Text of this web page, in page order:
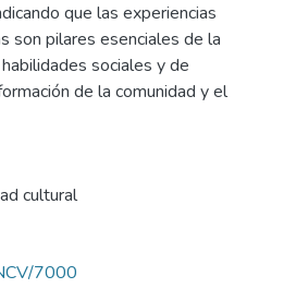
que las experiencias
son pilares esenciales de la
sociales y de
de la comunidad y el
cultural
7000